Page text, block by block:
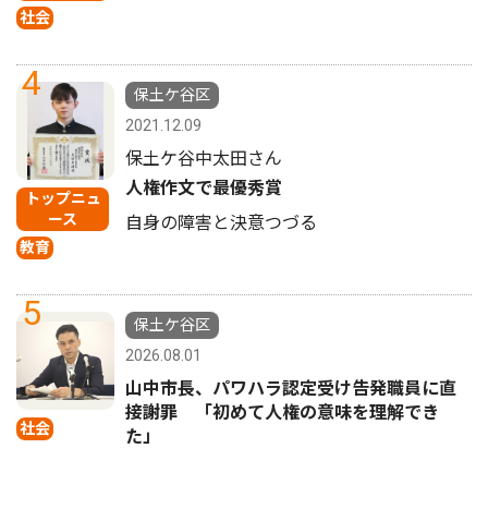
社会
4
トップニュ
ース
教育
保土ケ谷区
2021.12.09
保土ケ谷中太田さん
人権作文で最優秀賞
自身の障害と決意つづる
5
社会
保土ケ谷区
2026.08.01
山中市長、パワハラ認定受け告発職員に直
接謝罪 「初めて人権の意味を理解でき
た」